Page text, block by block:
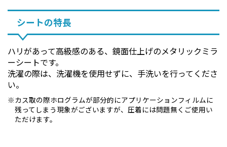
シートの特長
ハリがあって高級感のある、鏡面仕上げのメタリックミラ
ーシートです。
洗濯の際は、洗濯機を使用せずに、手洗いを行ってくださ
い。
カス取の際ホログラムが部分的にアプリケーションフィルムに
残ってしまう現象がございますが、圧着には問題無くご使用い
ただけます。